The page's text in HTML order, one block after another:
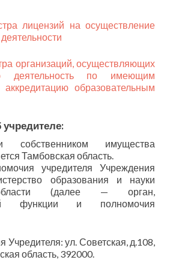
лицензий на осуществление
организаций, осуществляющих
деятельность по имеющим
аккредитацию образовательным
собственником имущества
Тамбовская область.
учредителя Учреждения
образования и науки
(далее — орган,
функции и полномочия
Учредителя: ул. Советская, д.108,
область, 392000.